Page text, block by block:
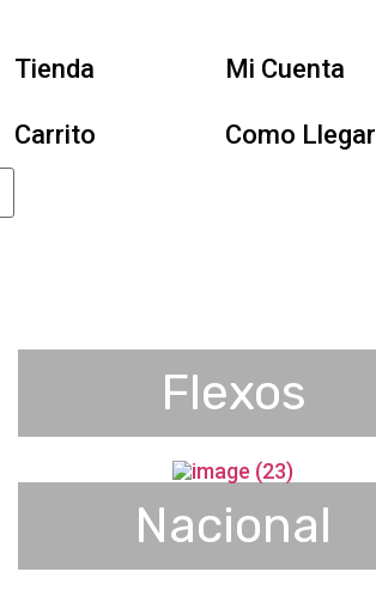
Tienda Mi Cuenta
Carrito Como Llegar
Flexos
Nacional